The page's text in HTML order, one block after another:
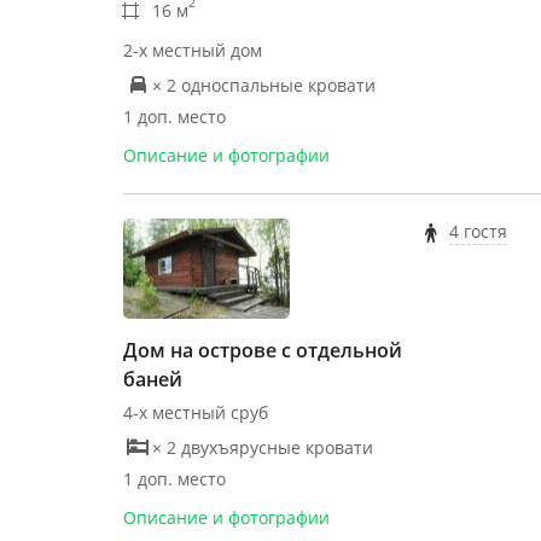
16 м
2-х местный дом
× 2 односпальные кровати
1 доп. место
Описание и фотографии
Дом на острове с отдельной
баней
4-х местный сруб
× 2 двухъярусные кровати
1 доп. место
Описание и фотографии
4 гостя